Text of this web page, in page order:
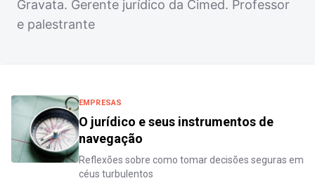
Gravata. Gerente jurídico da Cimed. Professor
e palestrante
EMPRESAS
O jurídico e seus instrumentos de
navegação
Reflexões sobre como tomar decisões seguras em
céus turbulentos